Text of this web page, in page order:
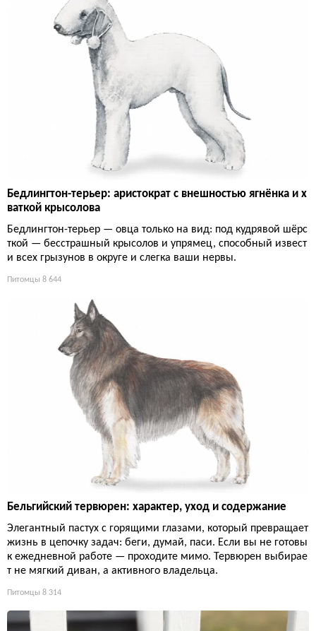
Бедлингтон-терьер: аристократ с внешностью ягнёнка и х
ваткой крысолова
Бедлингтон-терьер — овца только на вид: под кудрявой шёрс
ткой — бесстрашный крысолов и упрямец, способный извест
и всех грызунов в округе и слегка ваши нервы.
Питомцы 8 644
Бельгийский тервюрен: характер, уход и содержание
Элегантный пастух с горящими глазами, который превращает
жизнь в цепочку задач: беги, думай, паси. Если вы не готовы
к ежедневной работе — проходите мимо. Тервюрен выбирае
т не мягкий диван, а активного владельца.
Питомцы 8 314